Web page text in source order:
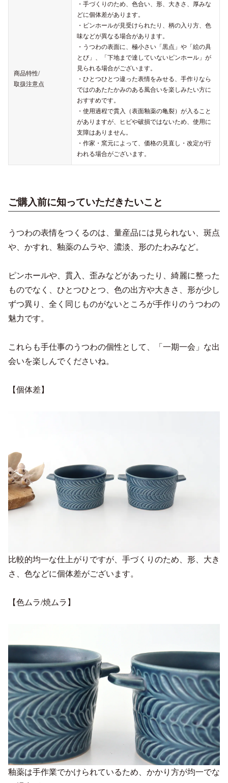
商品特性/
取扱注意点
・手づくりのため、色合い、形、大きさ、厚みな
どに個体差があります。
・ピンホールが見受けられたり、柄の入り方、色
味などが異なる場合があります。
・うつわの表面に、極小さい「黒点」や「絵の具
とび」、「下地まで達していないピンホール」が
見られる場合がございます。
・ひとつひとつ違った表情をみせる、手作りなら
ではのあたたかみのある風合いを楽しみたい方に
おすすめです。
・使用過程で貫入（表面釉薬の亀裂）が入ること
がありますが、ヒビや破損ではないため、使用に
支障はありません。
・作家・窯元によって、価格の見直し・改定が行
われる場合がございます。
ご購入前に知っていただきたいこと
うつわの表情をつくるのは、量産品には見られない、斑点
や、かすれ、釉薬のムラや、濃淡、形のたわみなど。
ピンホールや、貫入、歪みなどがあったり、綺麗に整った
ものでなく、ひとつひとつ、色の出方や大きさ、形が少し
ずつ異り、全く同じものがないところが手作りのうつわの
魅力です。
これらも手仕事のうつわの個性として、「一期一会」な出
会いを楽しんでくださいね。
【個体差】
比較的均一な仕上がりですが、手づくりのため、形、大き
さ、色などに個体差がございます。
【色ムラ/焼ムラ】
釉薬は手作業でかけられているため、かかり方が均一でな